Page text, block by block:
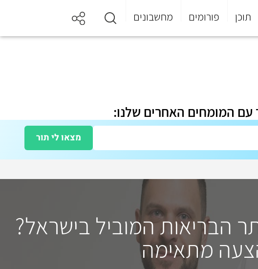
תוכן פורומים מחשבונים
עם המומחים האחרים שלנו:
מצאו לי תור
הבריאות המוביל בישראל?
מתאימה